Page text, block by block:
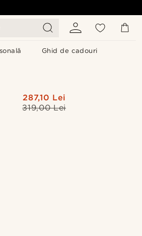
Ghid de cadouri
319,00 Lei
287,10 Lei